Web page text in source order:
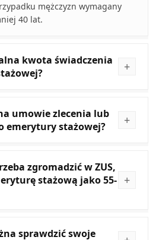
mężczyzn wymagany
40 lat.
kwota świadczenia
umowie zlecenia lub
emerytury stażowej?
zgromadzić w ZUS,
stażową jako 55-
sprawdzić swoje